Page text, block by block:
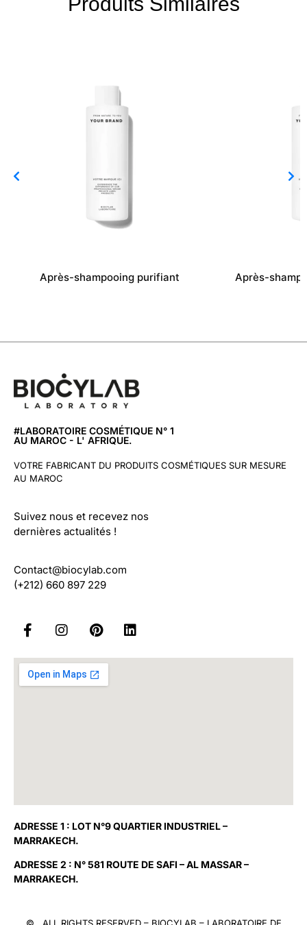
Après-shampooing purifiant Après-
#LABORATOIRE COSMÉTIQUE N° 1
AU MAROC - L' AFRIQUE.
VOTRE FABRICANT DU PRODUITS COSMÉTIQUES SUR MESURE
AU MAROC
Suivez nous et recevez nos
dernières actualités !
Contact@biocylab.com
(+212) 660 897 229
ADRESSE 1 : LOT N°9 QUARTIER INDUSTRIEL –
MARRAKECH.
ADRESSE 2 : N° 581 ROUTE DE SAFI – AL MASSAR –
MARRAKECH.